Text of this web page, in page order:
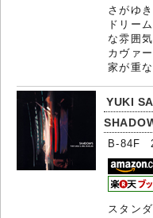
さがゆ
ドリー
な雰囲
カヴァ
家が重
YUKI
B-84F
スタン